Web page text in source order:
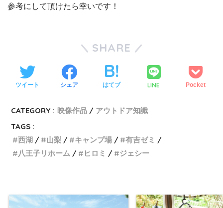
参考にして頂けたら幸いです！
SHARE
ツイート シェア はてブ LINE Pocket
CATEGORY : 映像作品
アウトドア知識
TAGS :
西湖
山梨 キャンプ場
有吉ゼミ
八王子リホーム
ヒロミ ジェシー